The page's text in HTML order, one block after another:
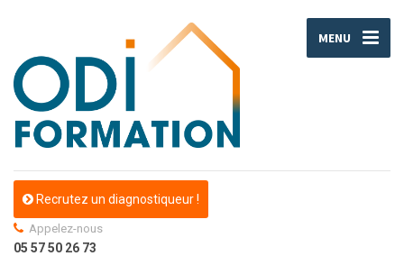
MENU
Recrutez un diagnostiqueur !
Appelez-nous
05 57 50 26 73